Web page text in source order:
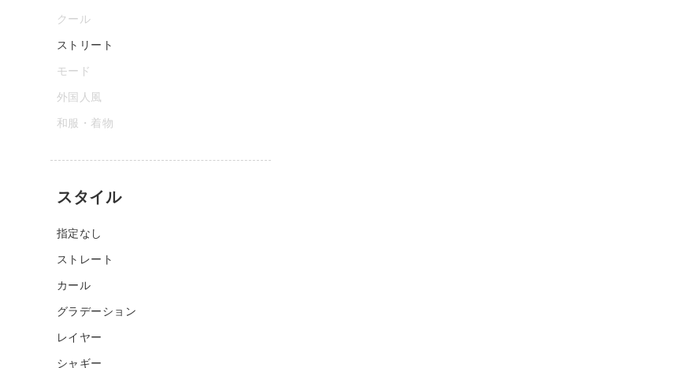
クール
ストリート
モード
外国人風
和服・着物
スタイル
指定なし
ストレート
カール
グラデーション
レイヤー
シャギー